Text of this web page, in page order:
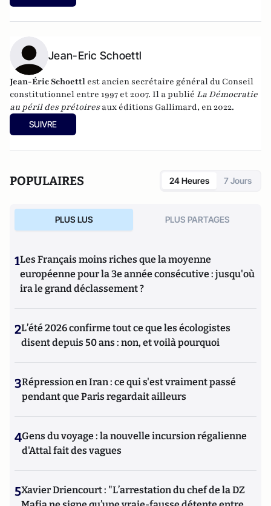
Jean-Eric Schoettl
Jean-Éric Schoettl est ancien secrétaire général du Conseil
constitutionnel entre 1997 et 2007. Il a publié La Démocratie
au péril des prétoiresaux éditions Gallimard, en 2022.
SUIVRE
POPULAIRES 24 Heures 7 Jours
PLUS LUS PLUS PARTAGES
1Les Français moins riches que la moyenne
européenne pour la 3e année consécutive : jusqu'où
ira le grand déclassement ?
2L’été 2026 confirme tout ce que les écologistes
disent depuis 50 ans : non, et voilà pourquoi
3Répression en Iran : ce qui s'est vraiment passé
pendant que Paris regardait ailleurs
4Gens du voyage : la nouvelle incursion régalienne
d'Attal fait des vagues
5Xavier Driencourt : "L’arrestation du chef de la DZ